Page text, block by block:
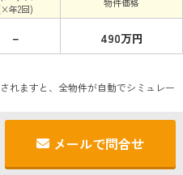
年2回)
－ 490万円
れますと、全物件が自動でシミュレー
メールで問合せ